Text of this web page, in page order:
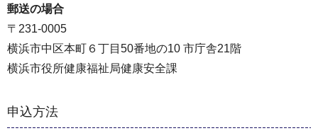
郵送の場合
〒231-0005
横浜市中区本町６丁目50番地の10 市庁舎21階
横浜市役所健康福祉局健康安全課
申込方法